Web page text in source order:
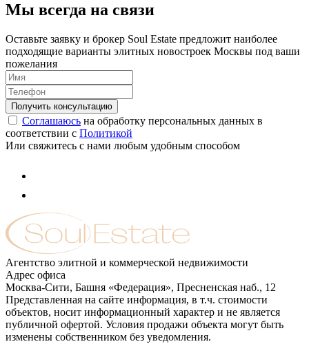
Мы всегда на связи
Оставьте заявку и брокер Soul Estate предложит наиболее
подходящие варианты элитных новостроек Москвы под ваши
пожелания
Соглашаюсь на обработку персональных данных в
соответствии с Политикой
Или свяжитесь с нами любым удобным способом
Агентство элитной и коммерческой недвижимости
Адрес офиса
Москва-Сити, Башня «Федерация», Пресненская наб., 12
Представленная на сайте информация, в т.ч. стоимости
объектов, носит информационный характер и не является
публичной офертой. Условия продажи объекта могут быть
изменены собственником без уведомления.